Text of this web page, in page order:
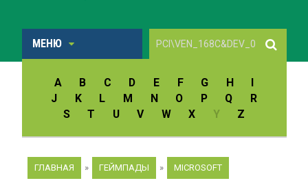
МЕНЮ
A B C D E F G H
I
J
K L M N O P Q
R
S
T U V W X Y Z
ГЛАВНАЯ » ГЕЙМПАДЫ » MICROSOFT